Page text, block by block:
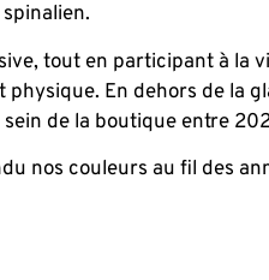
tout en participant à la
En dehors de la
de la boutique entre
nos couleurs au fil des